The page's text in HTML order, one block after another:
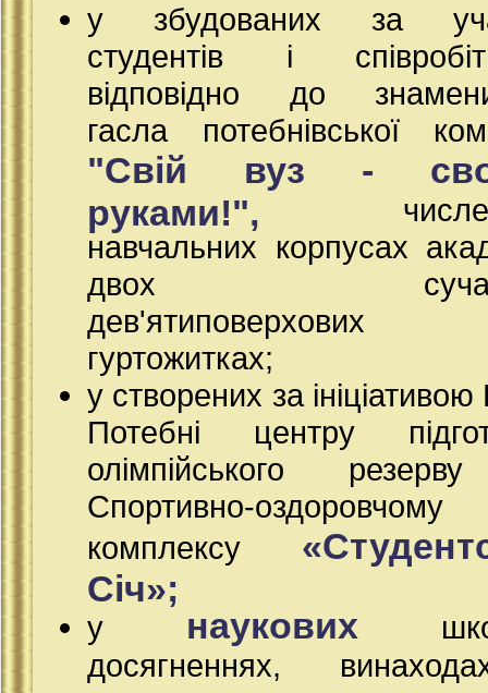
у збудованих за
студентів і
відповідно до
гасла потебнівської
"Свій вуз -
руками!",
навчальних корпусах
двох
дев'ятиповерхових
гуртожитках;
у створених за
Потебні центру
олімпійського
Спортивно-оздоровчому
комплексу
Січ»;
у наукових
досягненнях,